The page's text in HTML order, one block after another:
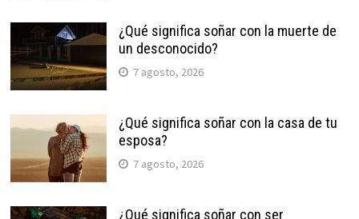
¿Qué significa soñar con la muerte de
un desconocido?
7 agosto, 2026
¿Qué significa soñar con la casa de tu
esposa?
7 agosto, 2026
¿Qué significa soñar con ser